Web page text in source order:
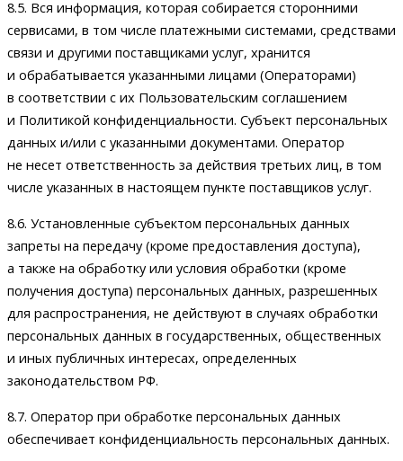
8.5. Вся информация, которая собирается сторонними
сервисами, в том числе платежными системами, средствами
связи и другими поставщиками услуг, хранится
и обрабатывается указанными лицами (Операторами)
в соответствии с их Пользовательским соглашением
и Политикой конфиденциальности. Субъект персональных
данных и/или с указанными документами. Оператор
не несет ответственность за действия третьих лиц, в том
числе указанных в настоящем пункте поставщиков услуг.
8.6. Установленные субъектом персональных данных
запреты на передачу (кроме предоставления доступа),
а также на обработку или условия обработки (кроме
получения доступа) персональных данных, разрешенных
для распространения, не действуют в случаях обработки
персональных данных в государственных, общественных
и иных публичных интересах, определенных
законодательством РФ.
8.7. Оператор при обработке персональных данных
обеспечивает конфиденциальность персональных данных.